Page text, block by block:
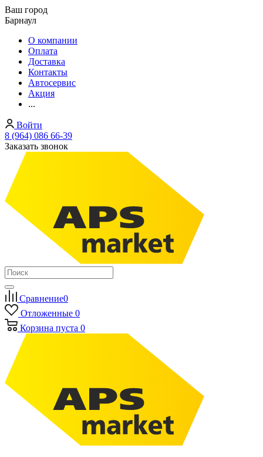
Ваш город
Барнаул
О компании
Оплата
Доставка
Контакты
Автосервис
Акция
...
Войти
8 (964) 086 66-39
Заказать звонок
Сравнение0
Отложенные 0
Корзина пуста 0